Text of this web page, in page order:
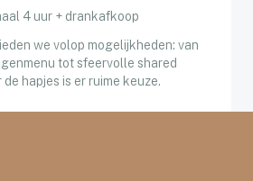
4 uur + drankafkoop
we volop mogelijkheden: van
tot sfeervolle shared
de hapjes is er ruime keuze.